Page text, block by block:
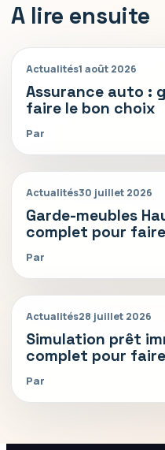
A lire ensuite
Actualités1 août 2026
Assurance auto :
faire le bon choix
Par
Actualités30 juillet 2026
Garde-meubles
complet pour
Par
Actualités28 juillet 2026
Simulation prêt
complet pour
Par